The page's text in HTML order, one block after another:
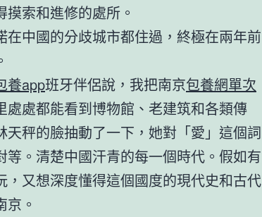
索和進修的處所。
在中國的分歧城市都住過，終極在兩年前
養app班牙伴侶說，我把南京包養網單次
處處都能看到博物館、老建筑和各類傳
秤的臉抽動了一下，她對「愛」這個詞
等。清楚中國汗青的每一個時代。假如有
，又想深度懂得這個國度的現代史和古代
。